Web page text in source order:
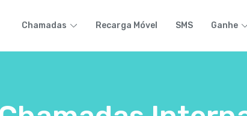
Chamadas Recarga Móvel SMS Ganhe